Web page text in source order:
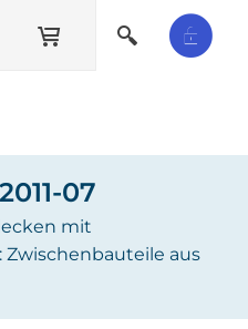
07
mit
Zwischenbauteile aus